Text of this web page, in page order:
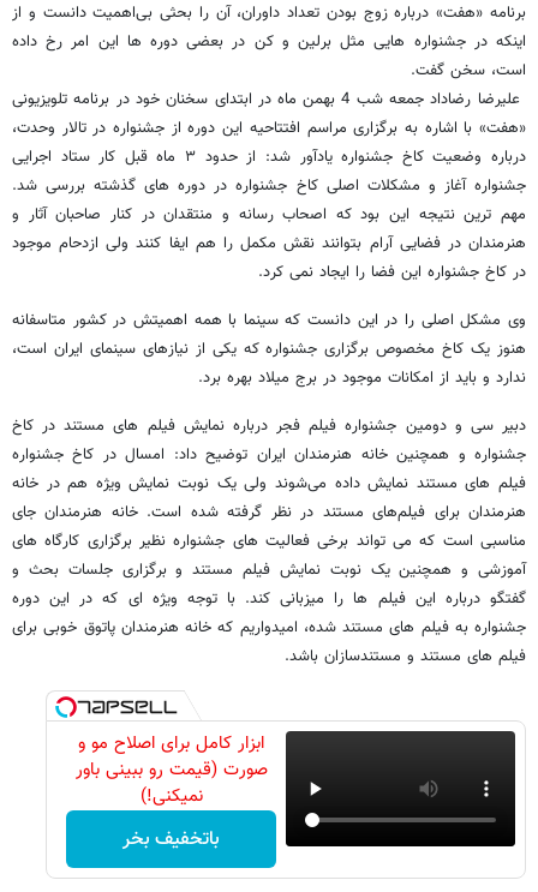
برنامه «هفت» درباره زوج بودن تعداد داوران، آن را بحثی بی‌اهمیت دانست و از
اینکه در جشنواره هایی مثل برلین و کن در بعضی دوره ها این امر رخ داده
است، سخن گفت.
علیرضا رضاداد جمعه شب 4 بهمن ماه در ابتدای سخنان خود در برنامه تلویزیونی
«هفت» با اشاره به برگزاری مراسم افتتاحیه این دوره از جشنواره در تالار وحدت،
درباره وضعیت کاخ جشنواره یادآور شد: از حدود ۳ ماه قبل کار ستاد اجرایی
جشنواره آغاز و مشکلات اصلی کاخ جشنواره در دوره های گذشته بررسی شد.
مهم ترین نتیجه این بود که اصحاب رسانه و منتقدان در کنار صاحبان آثار و
هنرمندان در فضایی آرام بتوانند نقش مکمل را هم ایفا کنند ولی ازدحام موجود
در کاخ جشنواره این فضا را ایجاد نمی کرد.
وی مشکل اصلی را در این دانست که سینما با همه اهمیتش در کشور متاسفانه
هنوز یک کاخ مخصوص برگزاری جشنواره که یکی از نیازهای سینمای ایران است،
ندارد و باید از امکانات موجود در برج میلاد بهره برد.
دبیر سی و دومین جشنواره فیلم فجر درباره نمایش فیلم های مستند در کاخ
جشنواره و همچنین خانه هنرمندان ایران توضیح داد: امسال در کاخ جشنواره
فیلم های مستند نمایش داده می‌شوند ولی یک نوبت نمایش ویژه هم در خانه
هنرمندان برای فیلم‌های مستند در نظر گرفته شده است. خانه هنرمندان جای
مناسبی است که می تواند برخی فعالیت های جشنواره نظیر برگزاری کارگاه های
آموزشی و همچنین یک نوبت نمایش فیلم مستند و برگزاری جلسات بحث و
گفتگو درباره این فیلم ها را میزبانی کند. با توجه ویژه ای که در این دوره
جشنواره به فیلم های مستند شده، امیدواریم که خانه هنرمندان پاتوق خوبی برای
فیلم های مستند و مستندسازان باشد.
ابزار کامل برای اصلاح مو و
صورت (قیمت رو ببینی باور
نمیکنی!)
باتخفیف بخر